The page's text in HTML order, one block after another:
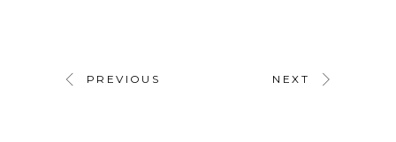
PREVIOUS NEXT